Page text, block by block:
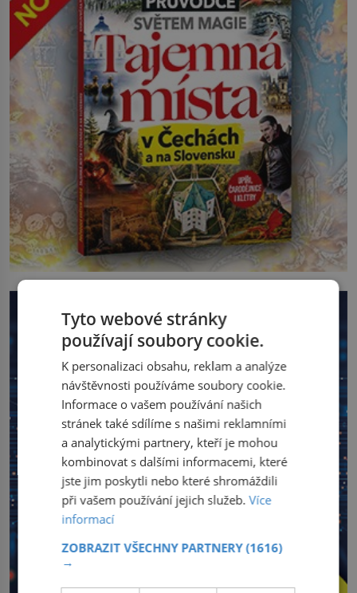
Tyto webové stránky
používají soubory cookie.
K personalizaci obsahu, reklam a analýze
návštěvnosti používáme soubory cookie.
Informace o vašem používání našich
stránek také sdílíme s našimi reklamními
a analytickými partnery, kteří je mohou
kombinovat s dalšími informacemi, které
jste jim poskytli nebo které shromáždili
při vašem používání jejich služeb.Více
informací
ZOBRAZIT VŠECHNY PARTNERY(1616)
→